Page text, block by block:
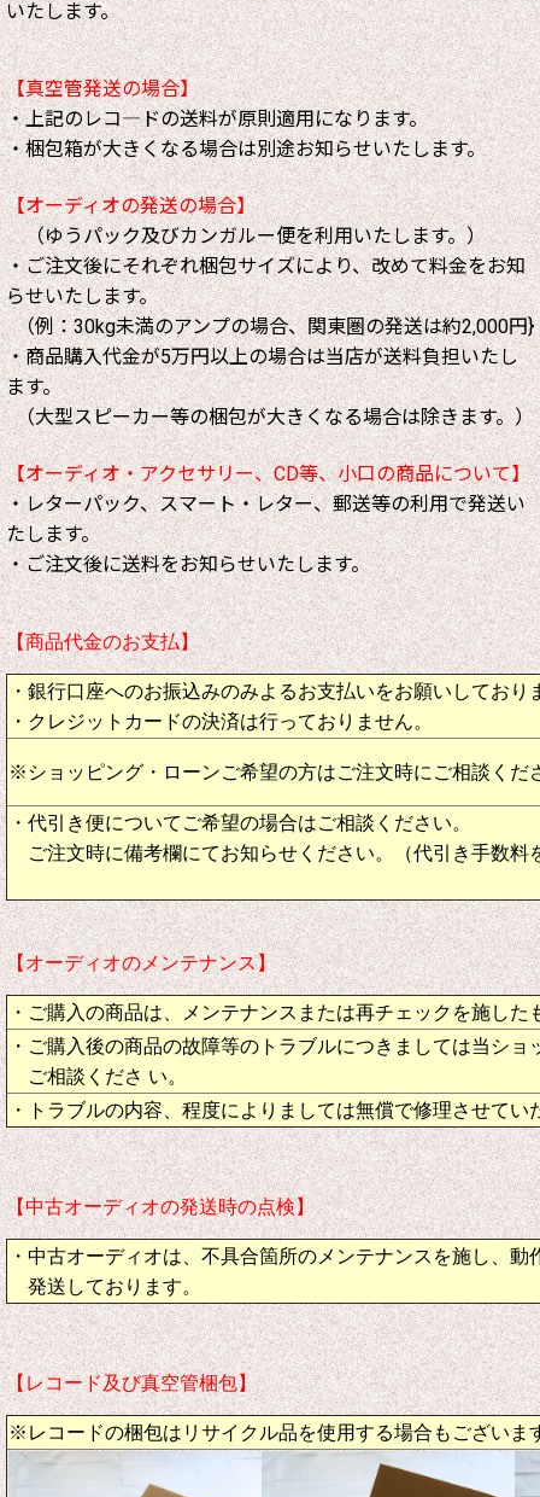
いたします。
【真空管発送の場合】
・上記のレコ―ドの送料が原則適用になります。
・梱包箱が大きくなる場合は別途お知らせいたします。
【オーディオの発送の場合】
（ゆうパック及びカンガルー便を利用いたします。）
・ご注文後にそれぞれ梱包サイズにより、改めて料金をお知
らせいたします。
（例：30kg未満のアンプの場合、関東圏の発送は約2,000円}
・商品購入代金が5万円以上の場合は当店が送料負担いたし
ます。
（大型スピーカー等の梱包が大きくなる場合は除きます。）
【オーディオ・アクセサリー、CD等、小口の商品について】
・レターパック、スマート・レター、郵送等の利用で発送い
たします。
・ご注文後に送料をお知らせいたします。
【商品代金のお支払】
・銀行口座へのお振込みのみよるお支払いをお願いしており
・クレジットカードの決済は行っておりません。
※ショッピング・ローンご希望の方はご注文時にご相談くだ
・代引き便についてご希望の場合はご相談ください。
ご注文時に備考欄にてお知らせください。（代引き手数料
【オーディオのメンテナンス】
・ご購入の商品は、メンテナンスまたは再チェックを施し
・ご購入後の商品の故障等のトラブルにつきましては当ショ
ご相談くださ い。
・トラブルの内容、程度によりましては無償で修理させてい
【中古オーディオの発送時の点検】
・中古オーディオは、不具合箇所のメンテナンスを施し、動
発送しております。
【レコード及び真空管梱包】
※レコードの梱包はリサイクル品を使用する場合もございま